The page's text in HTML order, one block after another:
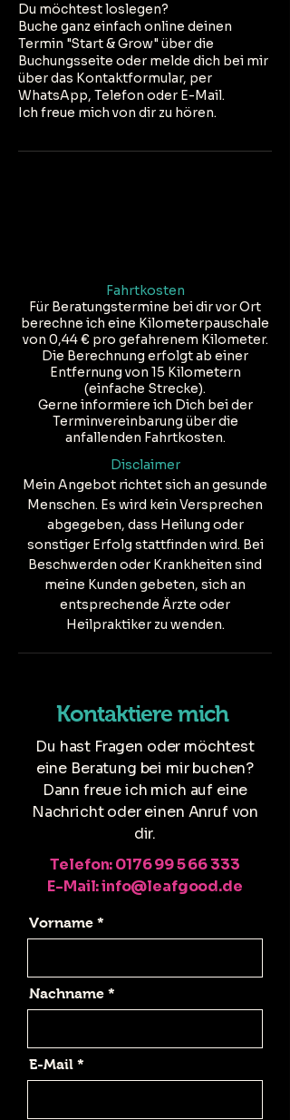
Du möchtest loslegen?
Buche ganz einfach online deinen
Termin "Start & Grow" über die
Buchungsseite oder melde dich bei mir
über das Kontaktformular, per
WhatsApp, Telefon oder E-Mail.
Ich freue mich von dir zu hören.
Fahrtkosten
Für Beratungstermine bei dir vor Ort
berechne ich eine Kilometerpauschale
von 0,44 € pro gefahrenem Kilometer.
Die Berechnung erfolgt ab einer
Entfernung von 15 Kilometern
(einfache Strecke).
Gerne informiere ich Dich bei der
Terminvereinbarung über die
anfallenden Fahrtkosten.
Disclaimer
Mein Angebot richtet sich an gesunde
Menschen. Es wird kein Versprechen
abgegeben, dass Heilung oder
sonstiger Erfolg stattfinden wird. Bei
Beschwerden oder Krankheiten sind
meine Kunden gebeten, sich an
entsprechende Ärzte oder
Heilpraktiker zu wenden.
Kontaktiere mich
Du hast Fragen oder möchtest
eine Beratung bei mir buchen?
Dann freue ich mich auf eine
Nachricht oder einen Anruf von
dir.​​
Telefon:0176 99 5 66 333
E-Mail: info@leafgood.de
Vorname
Nachname
E-Mail